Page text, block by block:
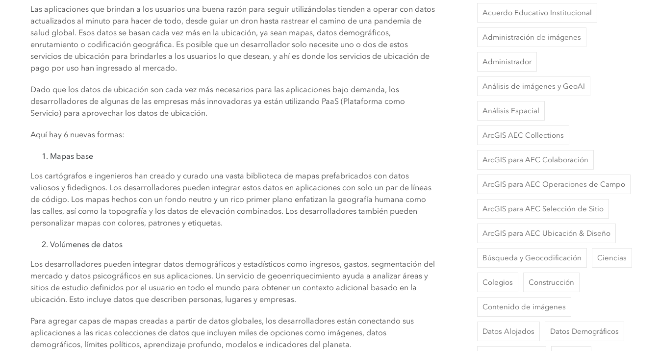
Las aplicaciones que brindan a los usuarios una buena razón para seguir utilizándolas tienden a operar con datos
actualizados al minuto para hacer de todo, desde guiar un dron hasta rastrear el camino de una pandemia de
salud global. Esos datos se basan cada vez más en la ubicación, ya sean mapas, datos demográficos,
enrutamiento o codificación geográfica. Es posible que un desarrollador solo necesite uno o dos de estos
servicios de ubicación para brindarles a los usuarios lo que desean, y ahí es donde los servicios de ubicación de
pago por uso han ingresado al mercado.
Dado que los datos de ubicación son cada vez más necesarios para las aplicaciones bajo demanda, los
desarrolladores de algunas de las empresas más innovadoras ya están utilizando PaaS (Plataforma como
Servicio) para aprovechar los datos de ubicación.
Aquí hay 6 nuevas formas:
Mapas base
Los cartógrafos e ingenieros han creado y curado una vasta biblioteca de mapas prefabricados con datos
valiosos y fidedignos. Los desarrolladores pueden integrar estos datos en aplicaciones con solo un par de líneas
de código. Los mapas hechos con un fondo neutro y un rico primer plano enfatizan la geografía humana como
las calles, así como la topografía y los datos de elevación combinados. Los desarrolladores también pueden
personalizar mapas con colores, patrones y etiquetas.
Volúmenes de datos
Los desarrolladores pueden integrar datos demográficos y estadísticos como ingresos, gastos, segmentación del
mercado y datos psicográficos en sus aplicaciones. Un servicio de geoenriquecimiento ayuda a analizar áreas y
sitios de estudio definidos por el usuario en todo el mundo para obtener un contexto adicional basado en la
ubicación. Esto incluye datos que describen personas, lugares y empresas.
Para agregar capas de mapas creadas a partir de datos globales, los desarrolladores están conectando sus
aplicaciones a las ricas colecciones de datos que incluyen miles de opciones como imágenes, datos
demográficos, límites políticos, aprendizaje profundo, modelos e indicadores del planeta.
Acuerdo Educativo Institucional
Administración de imágenes
Administrador
Análisis de imágenes y GeoAI
Análisis Espacial
ArcGIS AEC Collections
ArcGIS para AEC Colaboración
ArcGIS para AEC Operaciones de Campo
ArcGIS para AEC Selección de Sitio
ArcGIS para AEC Ubicación & Diseño
Búsqueda y Geocodificación Ciencias
Colegios Construcción
Contenido de imágenes
Datos Alojados Datos Demográficos